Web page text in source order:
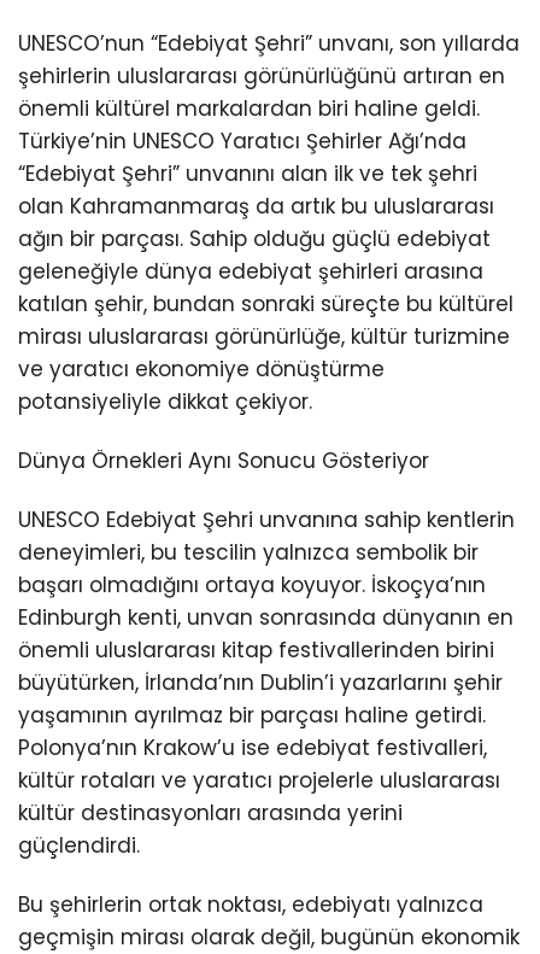
Youtube
UNESCO’nun “Edebiyat Şehri” unvanı, son yıllarda
şehirlerin uluslararası görünürlüğünü artıran en
önemli kültürel markalardan biri haline geldi.
Türkiye’nin UNESCO Yaratıcı Şehirler Ağı’nda
“Edebiyat Şehri” unvanını alan ilk ve tek şehri
olan Kahramanmaraş da artık bu uluslararası
ağın bir parçası. Sahip olduğu güçlü edebiyat
geleneğiyle dünya edebiyat şehirleri arasına
katılan şehir, bundan sonraki süreçte bu kültürel
mirası uluslararası görünürlüğe, kültür turizmine
ve yaratıcı ekonomiye dönüştürme
potansiyeliyle dikkat çekiyor.
Dünya Örnekleri Aynı Sonucu Gösteriyor
UNESCO Edebiyat Şehri unvanına sahip kentlerin
deneyimleri, bu tescilin yalnızca sembolik bir
başarı olmadığını ortaya koyuyor. İskoçya’nın
Edinburgh kenti, unvan sonrasında dünyanın en
önemli uluslararası kitap festivallerinden birini
büyütürken, İrlanda’nın Dublin’i yazarlarını şehir
yaşamının ayrılmaz bir parçası haline getirdi.
Polonya’nın Krakow’u ise edebiyat festivalleri,
kültür rotaları ve yaratıcı projelerle uluslararası
kültür destinasyonları arasında yerini
güçlendirdi.
Bu şehirlerin ortak noktası, edebiyatı yalnızca
geçmişin mirası olarak değil, bugünün ekonomik